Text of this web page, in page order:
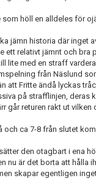
höll en alldeles för
jämn historia där inget
ett relativt jämnt och
lite med en straff
från Näslund
att Fritte ändå lyckas
på strafflinjen, deras
går returen rakt ut
och ca 7-8 från slutet
den otagbart i ena
nu är det borta att hålla
skapar egentligen